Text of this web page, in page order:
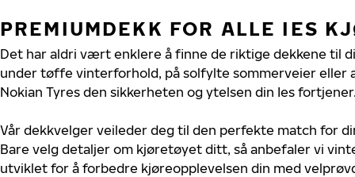
PREMIUMDEKK FOR ALLE IES
Det har aldri vært enklere å finne de riktige dekkene til
under tøffe vinterforhold, på solfylte sommerveier eller
Nokian Tyres den sikkerheten og ytelsen din Ies
Vår dekkvelger veileder deg til den perfekte match for
Bare velg detaljer om kjøretøyet ditt, så anbefaler vi
utviklet for å forbedre kjøreopplevelsen din med